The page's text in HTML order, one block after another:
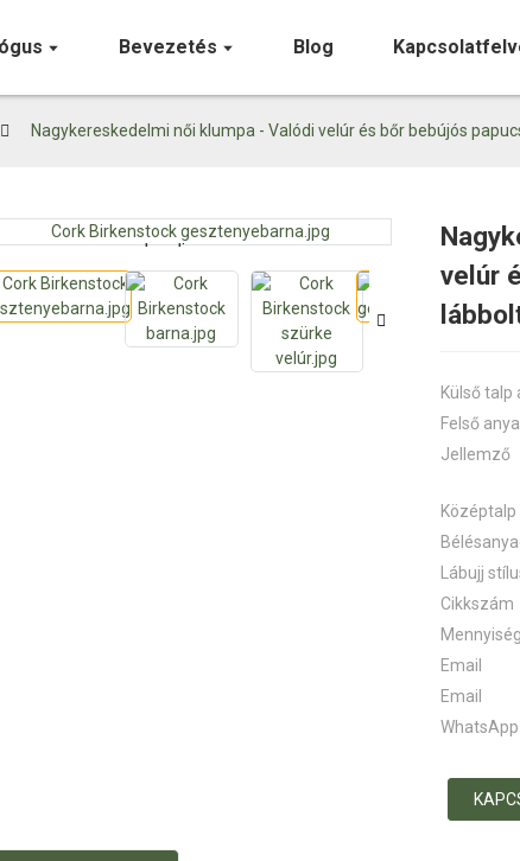
Bevezetés Blog
Nagykereskedelmi női klumpa - Valódi velúr és bőr bebújós
Loading...
Loading...
velúr
Külső talp
Felső
Jellemző
Lábujj
Cikkszám
Email
Email
WhatsApp